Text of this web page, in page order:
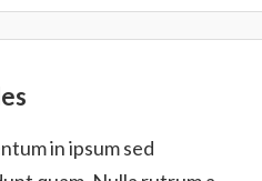
in ipsum sed